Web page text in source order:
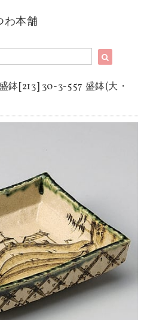
わ本舗
鉢[213] 30-3-557 盛鉢(大・